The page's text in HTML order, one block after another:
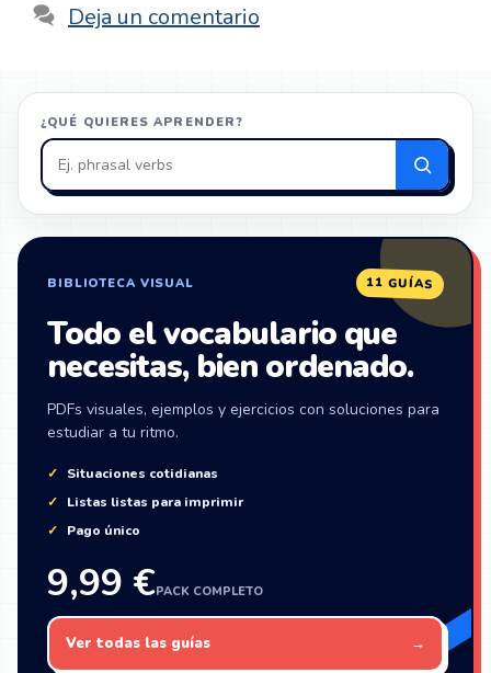
Deja un comentario
¿QUÉ QUIERES APRENDER?
Buscar
en
ZonaIngles
BIBLIOTECA VISUAL 11 GUÍAS
Todo el vocabulario que
necesitas, bien ordenado.
PDFs visuales, ejemplos y ejercicios con soluciones para
estudiar a tu ritmo.
Situaciones cotidianas
Listas listas para imprimir
Pago único
9,99 €PACK COMPLETO
Ver todas las guías →